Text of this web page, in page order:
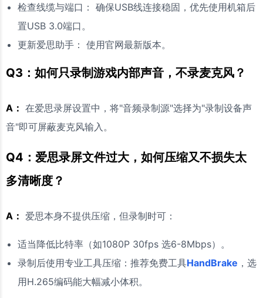
检查线缆与端口： 确保USB线连接稳固，优先使用机箱后
置USB 3.0端口。
更新爱思助手： 使用官网最新版本。
Q3：如何只录制游戏内部声音，不录麦克风？
A： 在爱思录屏设置中，将"音频录制源"选择为"录制设备声
音"即可屏蔽麦克风输入。
Q4：爱思录屏文件过大，如何压缩又不损失太
多清晰度？
A： 爱思本身不提供压缩，但录制时可：
适当降低比特率（如1080P 30fps 选6-8Mbps）。
录制后使用专业工具压缩：推荐免费工具HandBrake ，选
用H.265编码能大幅减小体积。